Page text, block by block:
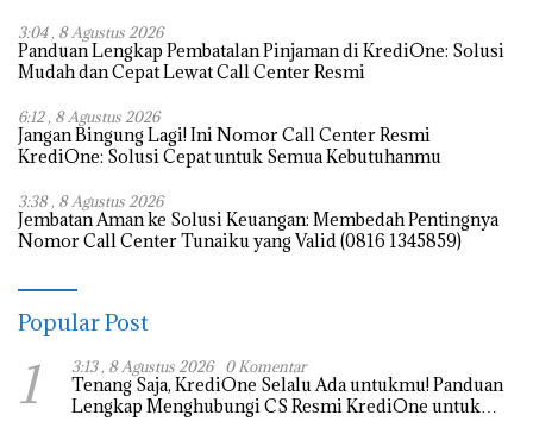
3:04 , 8 Agustus 2026
Panduan Lengkap Pembatalan Pinjaman di KrediOne: Solusi
Mudah dan Cepat Lewat Call Center Resmi
6:12 , 8 Agustus 2026
Jangan Bingung Lagi! Ini Nomor Call Center Resmi
KrediOne: Solusi Cepat untuk Semua Kebutuhanmu
3:38 , 8 Agustus 2026
Jembatan Aman ke Solusi Keuangan: Membedah Pentingnya
Nomor Call Center Tunaiku yang Valid (0816 1345859)
Popular Post
1 3:13 , 8 Agustus 2026 0 Komentar
Tenang Saja, KrediOne Selalu Ada untukmu! Panduan
Lengkap Menghubungi CS Resmi KrediOne untuk